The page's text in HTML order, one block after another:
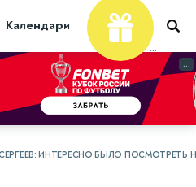
Календари Таблицы Матчи
...
...
ИНТЕРЕСНО БЫЛО ПОСМОТРЕТЬ